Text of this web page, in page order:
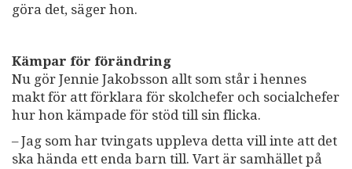
göra det, säger hon.
Kämpar för förändring
Nu gör Jennie Jakobsson allt som står i hennes
makt för att förklara för skolchefer och socialchefer
hur hon kämpade för stöd till sin flicka.
– Jag som har tvingats uppleva detta vill inte att det
ska hända ett enda barn till. Vart är samhället på